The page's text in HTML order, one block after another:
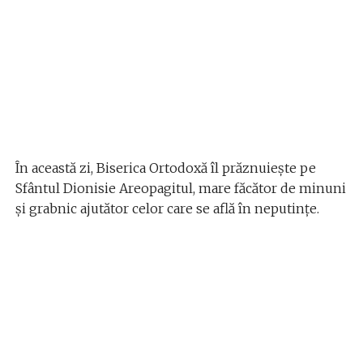
În această zi, Biserica Ortodoxă îl prăznuiește pe
Sfântul Dionisie Areopagitul, mare făcător de minuni
și grabnic ajutător celor care se află în neputințe.